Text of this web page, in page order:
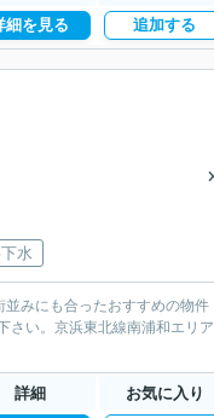
細を見る 追加する
水
並みにも合ったおすすめの物件
さい。京浜東北線南浦和エリア
詳細 お気に入り